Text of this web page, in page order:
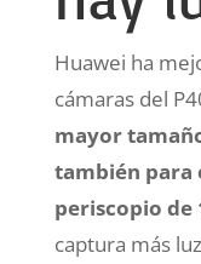
Huawei ha
cámaras del
mayor
también para
periscopio de
captura más